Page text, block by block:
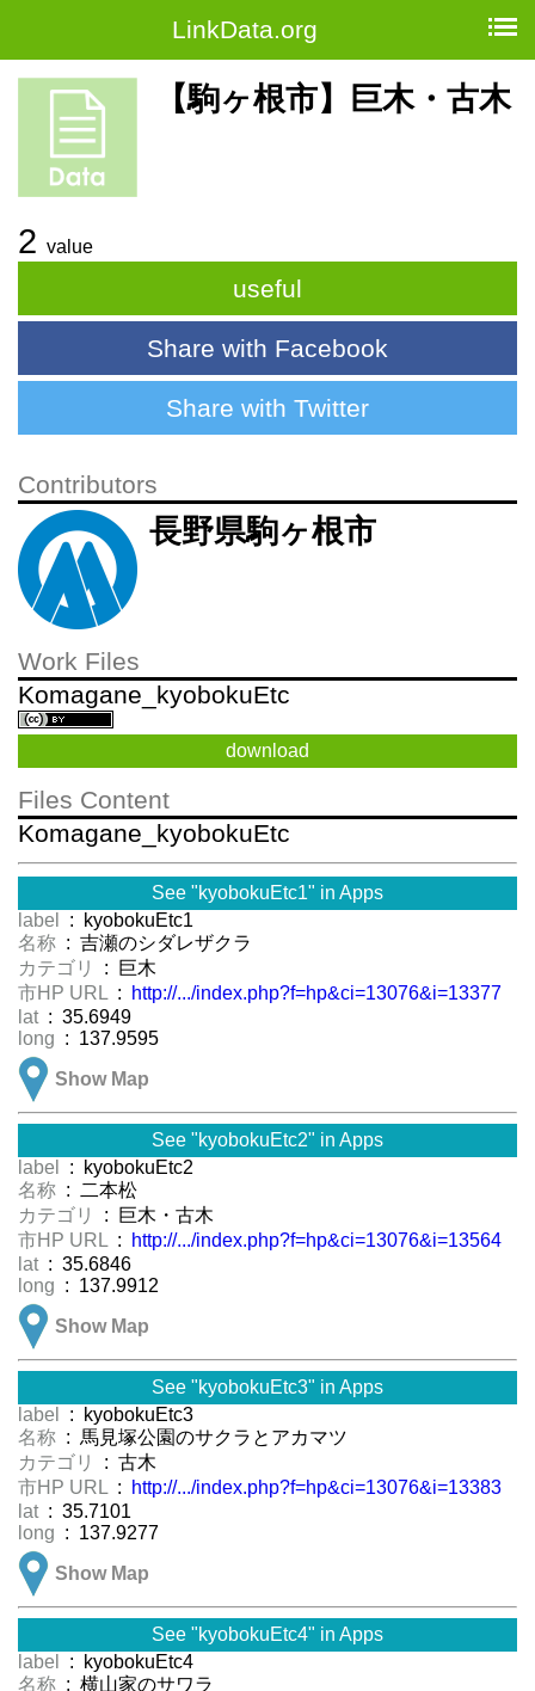
LinkData.org
【駒ヶ根市】巨木・古木
2 value
useful
Share with Facebook
Share with Twitter
Contributors
長野県駒ヶ根市
Work Files
Komagane_kyobokuEtc
download
Files Content
Komagane_kyobokuEtc
See "kyobokuEtc1" in Apps
label
: kyobokuEtc1
名称 : 吉瀬のシダレザクラ
カテゴリ
: 巨木
市HP URL :
http://.../index.php?f=hp&ci=13076&i=13377
lat : 35.6949
long : 137.9595
Show Map
See "kyobokuEtc2" in Apps
label
: kyobokuEtc2
名称 : 二本松
カテゴリ
: 巨木・古木
市HP URL :
http://.../index.php?f=hp&ci=13076&i=13564
lat : 35.6846
long : 137.9912
Show Map
See "kyobokuEtc3" in Apps
label
: kyobokuEtc3
名称 : 馬見塚公園のサクラとアカマツ
カテゴリ
: 古木
市HP URL :
http://.../index.php?f=hp&ci=13076&i=13383
lat : 35.7101
long : 137.9277
Show Map
See "kyobokuEtc4" in Apps
label
: kyobokuEtc4
名称 : 横山家のサワラ